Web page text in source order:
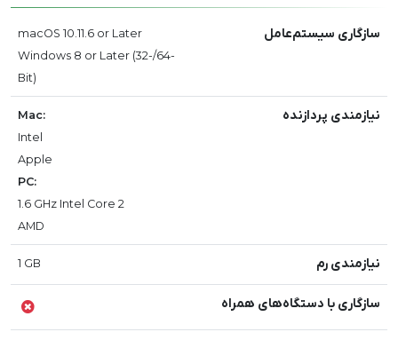
سازگاری سیستم‌عامل
macOS 10.11.6 or Later
Windows 8 or Later (32-/64-
Bit)
نیازمندی پردازنده
Mac:
Intel
Apple
PC:
1.6 GHz Intel Core 2
AMD
نیازمندی رم 1 GB
سازگاری با دستگاه‌های همراه